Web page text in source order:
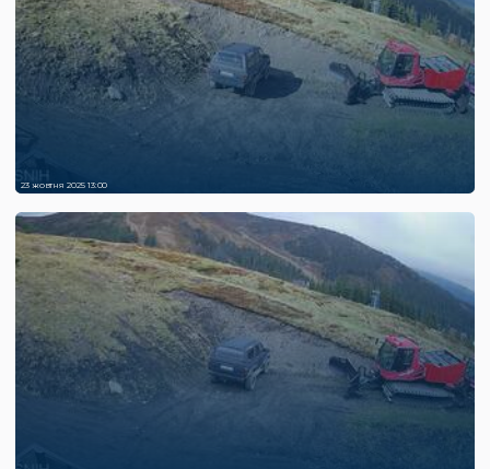
23 жовтня 2025 13:00